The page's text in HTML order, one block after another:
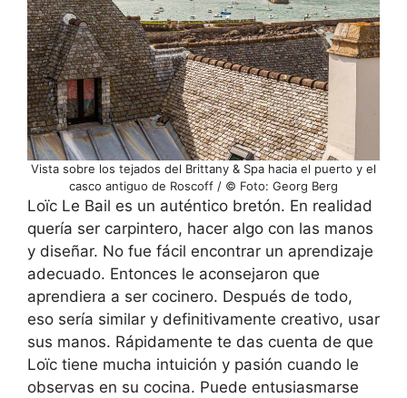
Vista sobre los tejados del Brittany & Spa hacia el puerto y el
casco antiguo de Roscoff / © Foto: Georg Berg
Loïc Le Bail es un auténtico bretón. En realidad
quería ser carpintero, hacer algo con las manos
y diseñar. No fue fácil encontrar un aprendizaje
adecuado. Entonces le aconsejaron que
aprendiera a ser cocinero. Después de todo,
eso sería similar y definitivamente creativo, usar
sus manos. Rápidamente te das cuenta de que
Loïc tiene mucha intuición y pasión cuando le
observas en su cocina. Puede entusiasmarse